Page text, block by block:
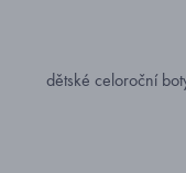
dětské celoroční